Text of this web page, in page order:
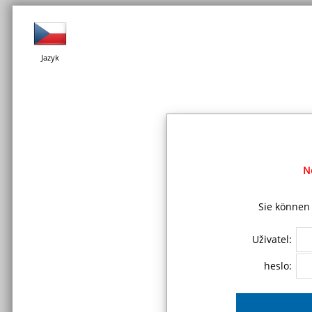
Jazyk
Sie
Uživatel:
heslo: